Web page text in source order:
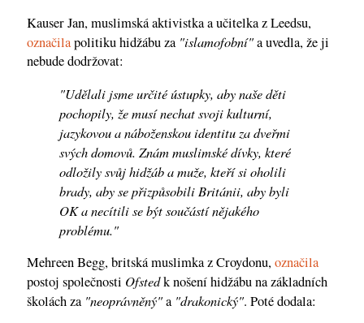
Kauser Jan, muslimská aktivistka a učitelka z Leedsu,
označilapolitiku hidžábu za "islamofobní"a uvedla, že ji
nebude dodržovat:
"Udělali jsme určité ústupky, aby naše děti
pochopily, že musí nechat svoji kulturní,
jazykovou a náboženskou identitu za dveřmi
svých domovů. Znám muslimské dívky, které
odložily svůj hidžáb a muže, kteří si oholili
brady, aby se přizpůsobili Británii, aby byli
OK a necítili se být součástí nějakého
problému."
Mehreen Begg, britská muslimka z Croydonu,označila
postoj společnosti Ofstedk nošení hidžábu na základních
školách za "neoprávněný"a "drakonický". Poté dodala: